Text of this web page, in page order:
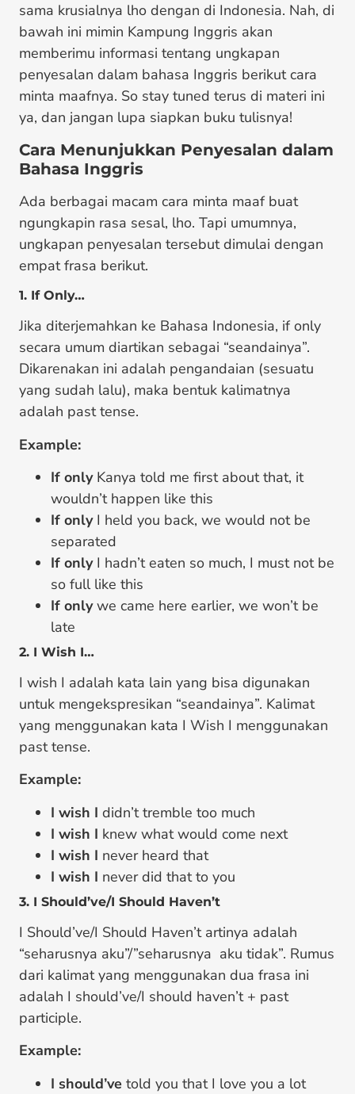
sama krusialnya lho dengan di Indonesia. Nah, di
bawah ini mimin Kampung Inggris akan
memberimu informasi tentang ungkapan
penyesalan dalam bahasa Inggris berikut cara
minta maafnya. So stay tuned terus di materi ini
ya, dan jangan lupa siapkan buku tulisnya!
Cara Menunjukkan Penyesalan dalam
Bahasa Inggris
Ada berbagai macam cara minta maaf buat
ngungkapin rasa sesal, lho. Tapi umumnya,
ungkapan penyesalan tersebut dimulai dengan
empat frasa berikut.
1. If Only…
Jika diterjemahkan ke Bahasa Indonesia, if only
secara umum diartikan sebagai “seandainya”.
Dikarenakan ini adalah pengandaian (sesuatu
yang sudah lalu), maka bentuk kalimatnya
adalah past tense.
Example:
If onlyKanya told me first about that, it
wouldn’t happen like this
If onlyI held you back, we would not be
separated
If onlyI hadn’t eaten so much, I must not be
so full like this
If onlywe came here earlier, we won’t be
late
2. I Wish I…
I wish I adalah kata lain yang bisa digunakan
untuk mengekspresikan “seandainya”. Kalimat
yang menggunakan kata I Wish I menggunakan
past tense.
Example:
I wish I didn’t tremble too much
I wish I knew what would come next
I wish I never heard that
I wish I never did that to you
3. I Should’ve/I Should Haven’t
I Should’ve/I Should Haven’t artinya adalah
“seharusnya aku”/”seharusnya aku tidak”. Rumus
dari kalimat yang menggunakan dua frasa ini
adalah I should’ve/I should haven’t + past
participle.
Example:
I should’ve told you that I love you a lot